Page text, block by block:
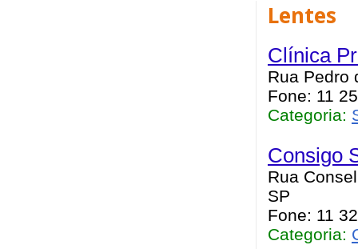
Lentes
Clínica
Rua Pedro
Fone: 11
Categoria:
Consigo
Rua
SP
Fone: 11
Categoria: